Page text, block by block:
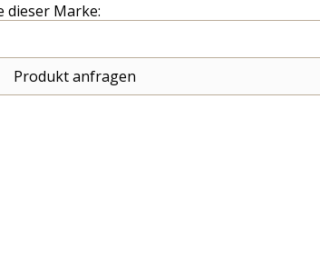
dieser Marke:
Produkt anfragen